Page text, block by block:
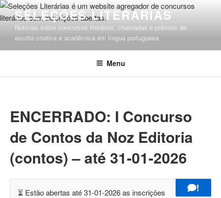
Pular
para
conteúdo
SELEÇÕES LITERÁRIAS
Notícias sobre concursos literários, chamadas e prêmios de
escrita criativa e acadêmica em língua portuguesa
Menu
ENCERRADO: I Concurso
de Contos da Noz Editoria
(contos) – até 31-01-2026
!
⏳ Estão abertas até 31-01-2026 as inscrições